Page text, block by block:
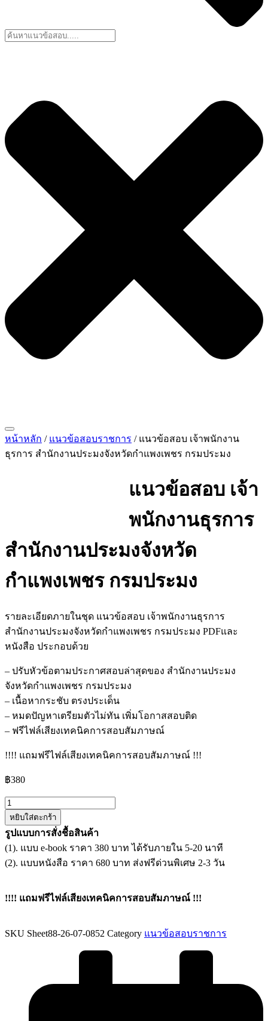
หน้าหลัก / แนวข้อสอบราชการ / แนวข้อสอบ เจ้าพนักงาน
ธุรการ สำนักงานประมงจังหวัดกำแพงเพชร กรมประมง
แนวข้อสอบ เจ้า
พนักงานธุรการ
สำนักงานประมงจังหวัด
กำแพงเพชร กรมประมง
รายละเอียดภายในชุด แนวข้อสอบ เจ้าพนักงานธุรการ
สำนักงานประมงจังหวัดกำแพงเพชร กรมประมง PDFและ
หนังสือ ประกอบด้วย
– ปรับหัวข้อตามประกาศสอบล่าสุดของ สำนักงานประมง
จังหวัดกำแพงเพชร กรมประมง
– เนื้อหากระชับ ตรงประเด็น
– หมดปัญหาเตรียมตัวไม่ทัน เพิ่มโอกาสสอบติด
– ฟรีไฟล์เสียงเทคนิคการสอบสัมภาษณ์
!!!! แถมฟรีไฟล์เสียงเทคนิคการสอบสัมภาษณ์ !!!
฿380
จำนวน
แนว
ข้อสอบ
เจ้า
พนักงาน
สำนักงาน
กำแพงเพชร
หยิบใส่ตะกร้า
รูปแบบการสั่งชื้อสินค้า
(1). แบบ e-book ราคา 380 บาท ได้รับภายใน 5-20 นาที
(2). แบบหนังสือ ราคา 680 บาท ส่งฟรีด่วนพิเศษ 2-3 วัน
!!!! แถมฟรีไฟล์เสียงเทคนิคการสอบสัมภาษณ์ !!!
SKU Sheet88-26-07-0852 Category แนวข้อสอบราชการ